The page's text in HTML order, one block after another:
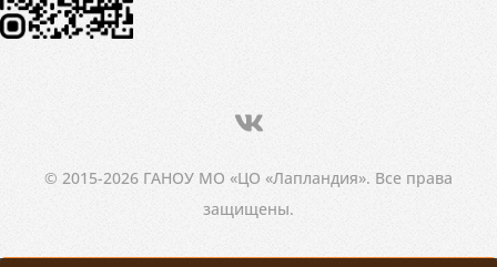
© 2015-2026 ГАНОУ МО «ЦО «Лапландия». Все права
защищены.